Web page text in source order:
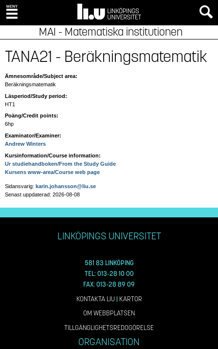
MAI - Matematiska institutionen
TANA21 - Beräkningsmatematik
Ämnesområde/Subject area:
Beräkningsmatematik
Läsperiod/Study period:
HT1
Poäng/Credit points:
6hp
Examinator/Examiner:
Andrew Winters
Kursinformation/Course information:
Ur studiehandboken/From the Study Guide
Kursens www-area/Course web page
Sidansvarig: karin.johansson@liu.se
Senast uppdaterad: 2026-08-08
LINKÖPINGS UNIVERSITET
581 83 LINKÖPING
TEL: 013-28 10 00
FAX: 013-28 89 09
KONTAKTA LIU| KARTOR
OM WEBBPLATSEN
TILLGÄNGLIGHETSREDOGÖRELSE
ORGANISATION